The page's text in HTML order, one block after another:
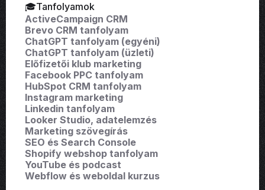
🎓Tanfolyamok
ActiveCampaign CRM
Brevo CRM tanfolyam
ChatGPT tanfolyam (egyéni)
ChatGPT tanfolyam (üzleti)
Előfizetői klub marketing
Facebook PPC tanfolyam
HubSpot CRM tanfolyam
Instagram marketing
Linkedin tanfolyam
Looker Studio, adatelemzés
Marketing szövegírás
SEO és Search Console
Shopify webshop tanfolyam
YouTube és podcast
Webflow és weboldal kurzus